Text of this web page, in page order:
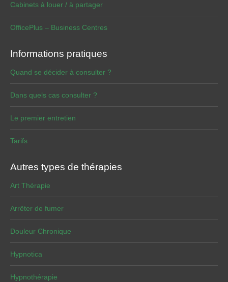
Cabinets à louer / à partager
OfficePlus – Business Centres
Informations pratiques
Quand se décider à consulter ?
Dans quels cas consulter ?
Le premier entretien
Tarifs
Autres types de thérapies
Art Thérapie
Arrêter de fumer
Douleur Chronique
Hypnotica
Hypnothérapie